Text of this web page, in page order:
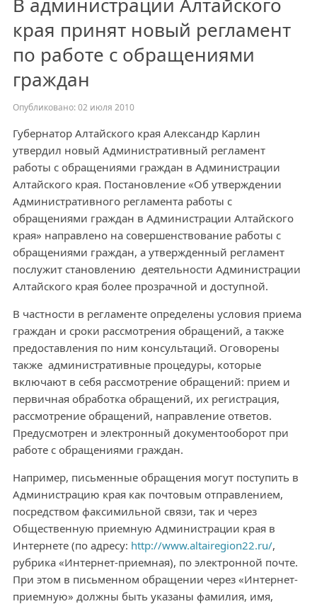
края принят новый регламент
по работе с обращениями
граждан
Опубликовано: 02 июля 2010
Губернатор Алтайского края Александр Карлин
утвердил новый Административный регламент
работы с обращениями граждан в Администрации
Алтайского края. Постановление «Об утверждении
Административного регламента работы с
обращениями граждан в Администрации Алтайского
края» направлено на совершенствование работы с
обращениями граждан, а утвержденный регламент
послужит становлению деятельности Администрации
Алтайского края более прозрачной и доступной.
В частности в регламенте определены условия приема
граждан и сроки рассмотрения обращений, а также
предоставления по ним консультаций. Оговорены
также административные процедуры, которые
включают в себя рассмотрение обращений: прием и
первичная обработка обращений, их регистрация,
рассмотрение обращений, направление ответов.
Предусмотрен и электронный документооборот при
работе с обращениями граждан.
Например, письменные обращения могут поступить в
Администрацию края как почтовым отправлением,
посредством факсимильной связи, так и через
Общественную приемную Администрации края в
Интернете (по адресу: http://www.altairegion22.ru/,
рубрика «Интернет-приемная), по электронной почте.
При этом в письменном обращении через «Интернет-
приемную» должны быть указаны фамилия, имя,